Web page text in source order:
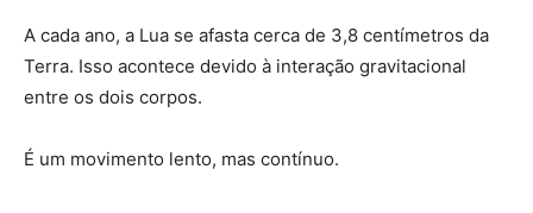
A cada ano, a Lua se afasta cerca de 3,8 centímetros da
Terra. Isso acontece devido à interação gravitacional
entre os dois corpos.
É um movimento lento, mas contínuo.